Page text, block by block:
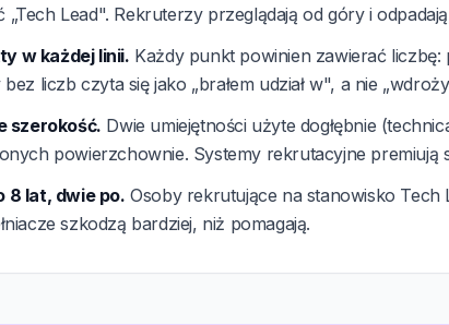
Lead". Rekruterzy przeglądają od góry i
w każdej linii. Każdy punkt powinien zawierać
liczb czyta się jako „brałem udział w", a nie
szerokość. Dwie umiejętności użyte dogłębnie
powierzchownie. Systemy rekrutacyjne premiują
8 lat, dwie po. Osoby rekrutujące na stanowisko Tech
szkodzą bardziej, niż pomagają.